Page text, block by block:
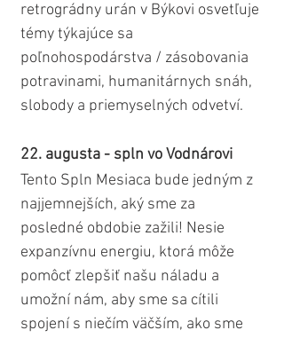
retrográdny urán v Býkovi osvetľuje
témy týkajúce sa
poľnohospodárstva / zásobovania
potravinami, humanitárnych snáh,
slobody a priemyselných odvetví.
22. augusta - spln vo Vodnárovi
Tento Spln Mesiaca bude jedným z
najjemnejších, aký sme za
posledné obdobie zažili! Nesie
expanzívnu energiu, ktorá môže
pomôcť zlepšiť našu náladu a
umožní nám, aby sme sa cítili
spojení s niečím väčším, ako sme